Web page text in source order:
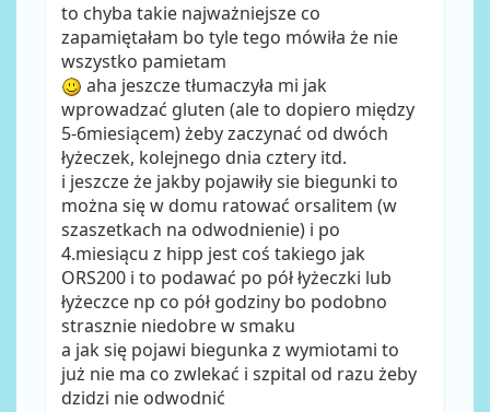
to chyba takie najważniejsze co
zapamiętałam bo tyle tego mówiła że nie
wszystko pamietam
aha jeszcze tłumaczyła mi jak
wprowadzać gluten (ale to dopiero między
5-6miesiącem) żeby zaczynać od dwóch
łyżeczek, kolejnego dnia cztery itd.
i jeszcze że jakby pojawiły sie biegunki to
można się w domu ratować orsalitem (w
szaszetkach na odwodnienie) i po
4.miesiącu z hipp jest coś takiego jak
ORS200 i to podawać po pół łyżeczki lub
łyżeczce np co pół godziny bo podobno
strasznie niedobre w smaku
a jak się pojawi biegunka z wymiotami to
już nie ma co zwlekać i szpital od razu żeby
dzidzi nie odwodnić